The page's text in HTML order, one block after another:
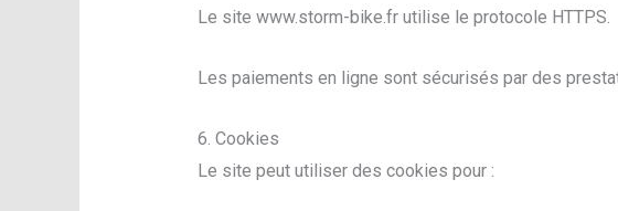
Le site www.storm-bike.fr utilise le protocole HTTPS.
Les paiements en ligne sont sécurisés par des
6. Cookies
Le site peut utiliser des cookies pour :